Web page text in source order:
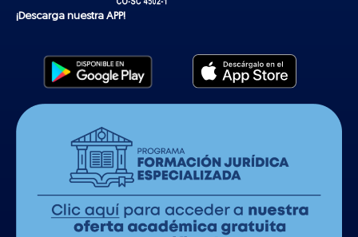
¡Descarga nuestra APP!